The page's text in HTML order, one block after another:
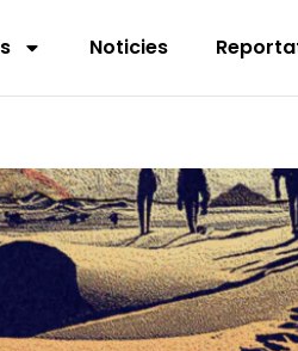
Noticies